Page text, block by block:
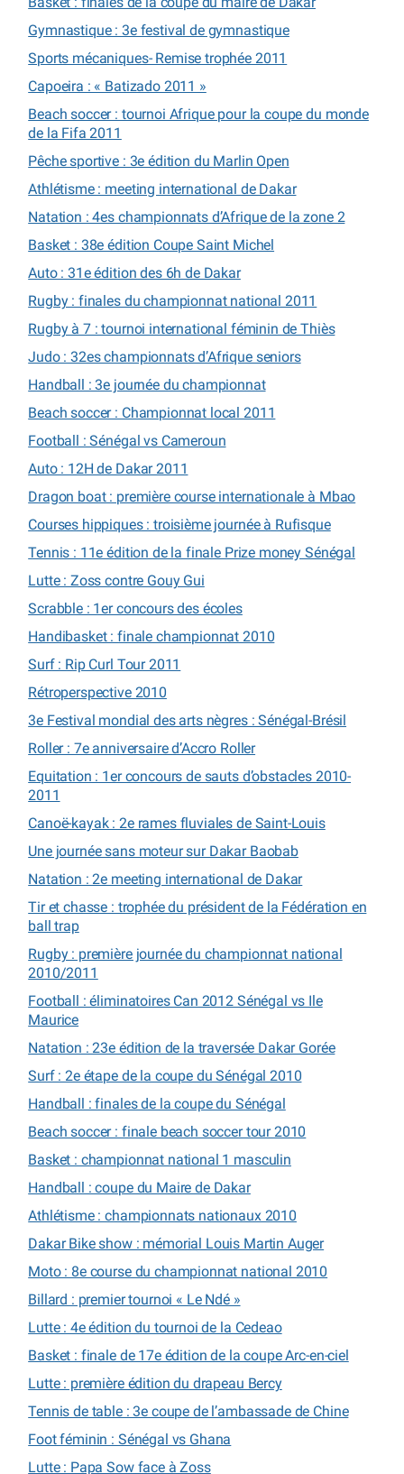
Gymnastique : 3e festival de gymnastique
Sports mécaniques- Remise trophée 2011
Capoeira : « Batizado 2011 »
Beach soccer : tournoi Afrique pour la coupe du monde
de la Fifa 2011
Pêche sportive : 3e édition du Marlin Open
Athlétisme : meeting international de Dakar
Natation : 4es championnats d’Afrique de la zone 2
Basket : 38e édition Coupe Saint Michel
Auto : 31e édition des 6h de Dakar
Rugby : finales du championnat national 2011
Rugby à 7 : tournoi international féminin de Thiès
Judo : 32es championnats d’Afrique seniors
Handball : 3e journée du championnat
Beach soccer : Championnat local 2011
Football : Sénégal vs Cameroun
Auto : 12H de Dakar 2011
Dragon boat : première course internationale à Mbao
Courses hippiques : troisième journée à Rufisque
Tennis : 11e édition de la finale Prize money Sénégal
Lutte : Zoss contre Gouy Gui
Scrabble : 1er concours des écoles
Handibasket : finale championnat 2010
Surf : Rip Curl Tour 2011
Rétroperspective 2010
3e Festival mondial des arts nègres : Sénégal-Brésil
Roller : 7e anniversaire d’Accro Roller
Equitation : 1er concours de sauts d’obstacles 2010-
2011
Canoë-kayak : 2e rames fluviales de Saint-Louis
Une journée sans moteur sur Dakar Baobab
Natation : 2e meeting international de Dakar
Tir et chasse : trophée du président de la Fédération en
ball trap
Rugby : première journée du championnat national
2010/2011
Football : éliminatoires Can 2012 Sénégal vs Ile
Maurice
Natation : 23e édition de la traversée Dakar Gorée
Surf : 2e étape de la coupe du Sénégal 2010
Handball : finales de la coupe du Sénégal
Beach soccer : finale beach soccer tour 2010
Basket : championnat national 1 masculin
Handball : coupe du Maire de Dakar
Athlétisme : championnats nationaux 2010
Dakar Bike show : mémorial Louis Martin Auger
Moto : 8e course du championnat national 2010
Billard : premier tournoi « Le Ndé »
Lutte : 4e édition du tournoi de la Cedeao
Basket : finale de 17e édition de la coupe Arc-en-ciel
Lutte : première édition du drapeau Bercy
Tennis de table : 3e coupe de l’ambassade de Chine
Foot féminin : Sénégal vs Ghana
Lutte : Papa Sow face à Zoss